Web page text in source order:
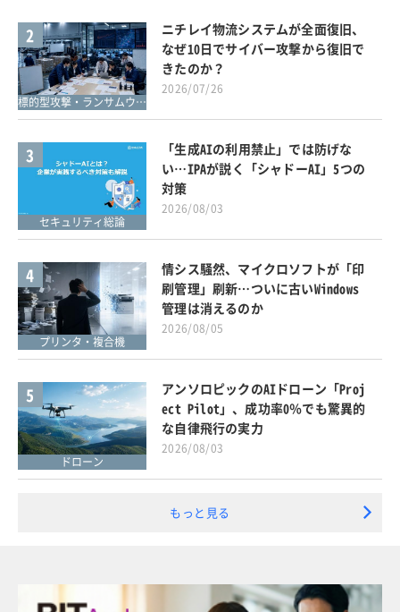
2
標的型攻撃・ランサムウェア対策
ニチレイ物流システムが全面復旧、
なぜ10日でサイバー攻撃から復旧で
きたのか？
2026/07/26
3
セキュリティ総論
「生成AIの利用禁止」では防げな
い…IPAが説く「シャドーAI」5つの
対策
2026/08/03
4
プリンタ・複合機
情シス騒然、マイクロソフトが「印
刷管理」刷新…ついに古いWindows
管理は消えるのか
2026/08/05
5
ドローン
アンソロピックのAIドローン「Proj
ect Pilot」、成功率0％でも驚異的
な自律飛行の実力
2026/08/03
もっと見る